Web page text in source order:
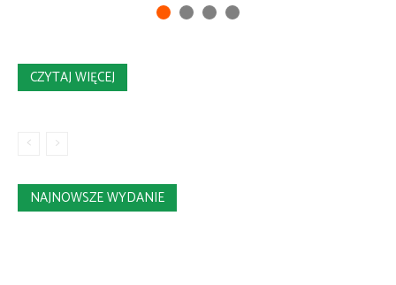
CZYTAJ WIĘCEJ
NAJNOWSZE WYDANIE